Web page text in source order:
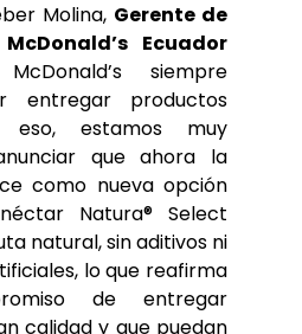
Molina, Gerente de
Ecuador
siempre
entregar productos
eso, estamos muy
que ahora la
como nueva opción
Natura® Select
natural, sin aditivos ni
lo que reafirma
de entregar
calidad y que puedan